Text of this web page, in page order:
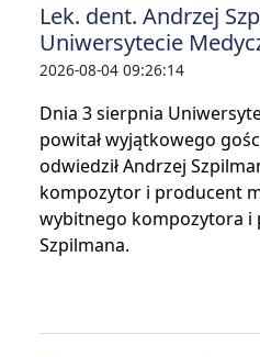
Lek. dent. Andrzej
Uniwersytecie
2026-08-04 09:26:14
Dnia 3 sierpnia
powitał wyjątkowego
odwiedził Andrzej
kompozytor i producent
wybitnego kompozytora i
Szpilmana.